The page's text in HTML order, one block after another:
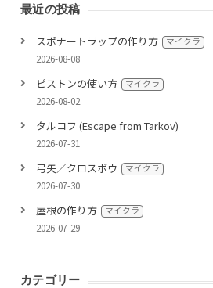
最近の投稿
スポナートラップの作り方 マイクラ
2026-08-08
ピストンの使い方 マイクラ
2026-08-02
タルコフ (Escape from Tarkov)
2026-07-31
弓矢／クロスボウ マイクラ
2026-07-30
屋根の作り方 マイクラ
2026-07-29
カテゴリー